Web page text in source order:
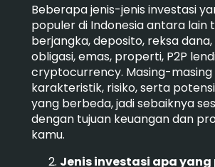
Beberapa jenis-jenis investasi
populer di Indonesia antara lain
berjangka, deposito, reksa
obligasi, emas, properti, P2P
cryptocurrency. Masing-masing
karakteristik, risiko, serta
yang berbeda, jadi sebaiknya
dengan tujuan keuangan dan
kamu.
Jenis investasi apa